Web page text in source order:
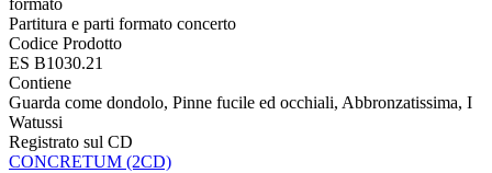
Partitura e parti formato concerto
Codice Prodotto
ES B1030.21
Contiene
Guarda come dondolo, Pinne fucile ed occhiali, Abbronzatissima, I
Watussi
Registrato sul CD
CONCRETUM (2CD)